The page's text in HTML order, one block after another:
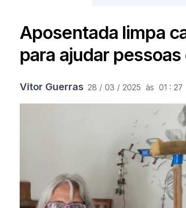
Aposentada limpa
para ajudar
Vitor Guerras 28 / 03 / 2025  às  01 : 27